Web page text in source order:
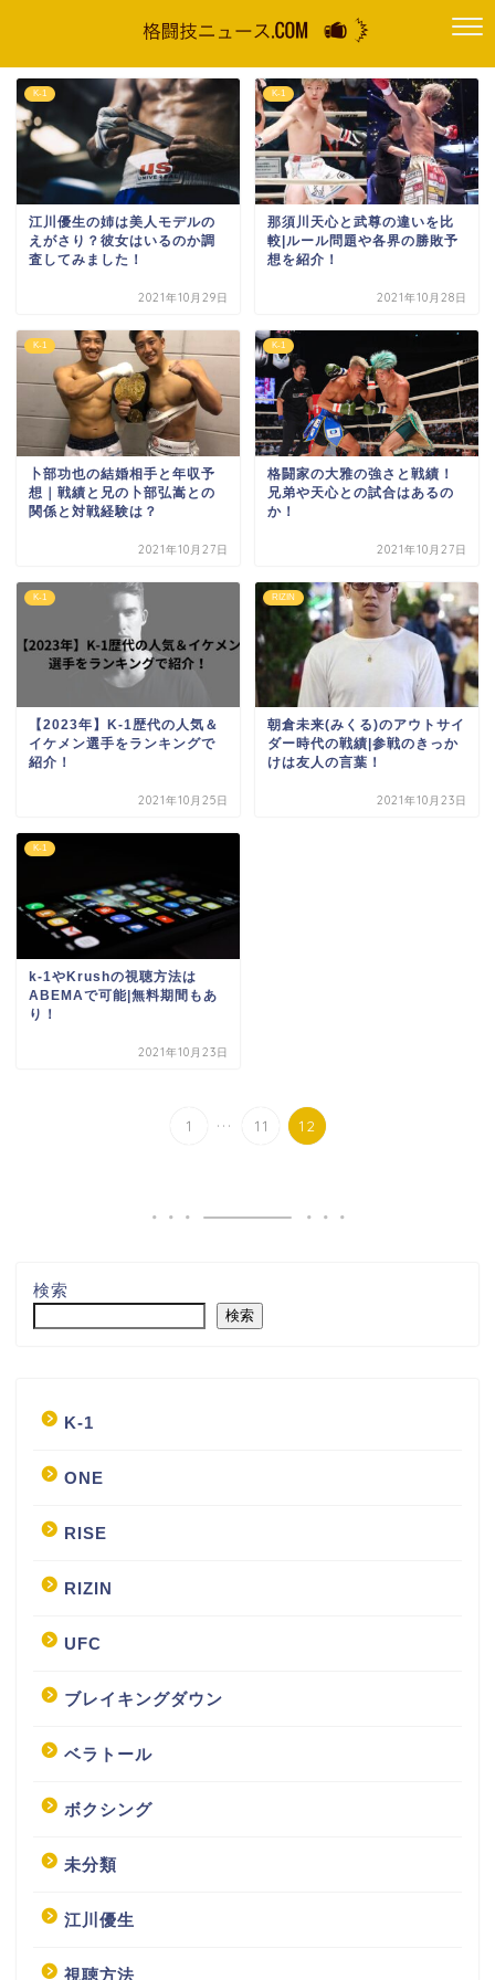
K-1
江川優生の姉は美人モデルの
えがさり？彼女はいるのか調
査してみました！
2021年10月29日
K-1
那須川天心と武尊の違いを比
較|ルール問題や各界の勝敗予
想を紹介！
2021年10月28日
K-1
卜部功也の結婚相手と年収予
想｜戦績と兄の卜部弘嵩との
関係と対戦経験は？
2021年10月27日
K-1
格闘家の大雅の強さと戦績！
兄弟や天心との試合はあるの
か！
2021年10月27日
K-1
【2023年】K-1歴代の人気＆
イケメン選手をランキングで
紹介！
2021年10月25日
RIZIN
朝倉未来(みくる)のアウトサイ
ダー時代の戦績|参戦のきっか
けは友人の言葉！
2021年10月23日
K-1
k-1やKrushの視聴方法は
ABEMAで可能|無料期間もあ
り！
2021年10月23日
1 ... 11 12
検索
検索
K-1
ONE
RISE
RIZIN
UFC
ブレイキングダウン
ベラトール
ボクシング
未分類
江川優生
視聴方法